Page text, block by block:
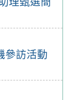
參訪活動